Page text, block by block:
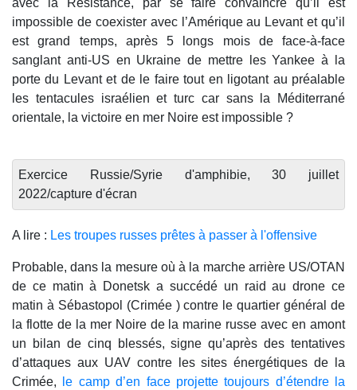
avec la Résistance, par se faire convaincre qu’il est
impossible de coexister avec l’Amérique au Levant et qu’il
est grand temps, après 5 longs mois de face-à-face
sanglant anti-US en Ukraine de mettre les Yankee à la
porte du Levant et de le faire tout en ligotant au préalable
les tentacules israélien et turc car sans la Méditerrané
orientale, la victoire en mer Noire est impossible ?
Exercice Russie/Syrie d'amphibie, 30 juillet
2022/capture d'écran
A lire : Les troupes russes prêtes à passer à l'offensive
Probable, dans la mesure où à la marche arrière US/OTAN
de ce matin à Donetsk a succédé un raid au drone ce
matin à Sébastopol (Crimée ) contre le quartier général de
la flotte de la mer Noire de la marine russe avec en amont
un bilan de cinq blessés, signe qu’après des tentatives
d’attaques aux UAV contre les sites énergétiques de la
Crimée,
le camp d’en face projette toujours d’étendre la